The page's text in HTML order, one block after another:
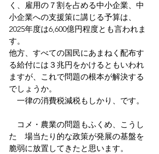
く、雇用の７割を占める中小企業、中
小企業への支援策に講じる予算は、
2025年度は6,600億円程度とも言われま
す。
他方、すべての国民にあまねく配布す
る給付には３兆円をかけるともいわれ
ますが、これで問題の根本が解決する
でしょうか。
一律の消費税減税もしかり、です。
コメ・農業の問題もふくめ、こうし
た　場当たり的な政策が発展の基盤を
脆弱に放置してきたと思います。